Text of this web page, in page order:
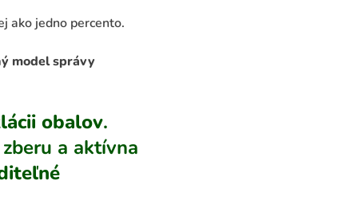
ako jedno percento.
model správy
obalov.
a aktívna